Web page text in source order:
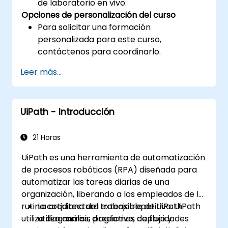
de laboratorio en vivo.
Opciones de personalización del curso
Para solicitar una formación
personalizada para este curso,
contáctenos para coordinarlo.
Leer más...
UiPath - Introducción
21 Horas
UiPath es una herramienta de automatización
de procesos robóticos (RPA) diseñada para
automatizar las tareas diarias de una
organización, liberando a los empleados de la
rutina cotidiana del trabajo repetitivo. UiPath
utiliza diagramas, diagramas de flujo y
La arquitectura extensible de UiPath
utiliza análisis predictivo, capacidades